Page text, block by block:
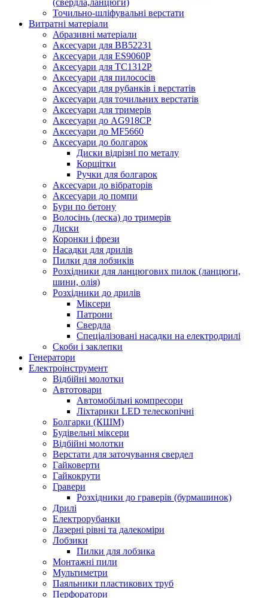
(свердла,ланцюги)
Точильно-шліфувальні верстати
Витратні матеріали
Абразивні матеріали
Аксесуари для BB52231
Аксесуари для ES9060P
Аксесуари для TC1312P
Аксесуари для пилососів
Аксесуари для рубанків і верстатів
Аксесуари для точильних верстатів
Аксесуари для тримерів
Аксесуари до AG918CP
Аксесуари до MF5660
Аксесуари до болгарок
Диски відрізні по металу
Корщітки
Ручки для болгарок
Аксесуари до вібраторів
Аксесуари до помпи
Бури по бетону
Волосінь (леска) до тримерів
Диски
Коронки і фрези
Насадки для дрилів
Пилки для лобзиків
Розхідники для ланцюгових пилок (ланцюги,
шини, олія)
Розхідники до дрилів
Міксери
Патрони
Свердла
Спеціалізовані насадки на електродрилі
Скоби і заклепки
Генератори
Електроінструмент
Bідбійні молотки
Автотовари
Автомобільні компресори
Ліхтарики LED телескопічні
Болгарки (КШМ)
Будівельні міксери
Відбійні молотки
Верстати для заточування свердел
Гайковерти
Гайкокрути
Гравери
Розхідники до граверів (бурмашинок)
Дрилі
Електрорубанки
Лазерні рівні та далекоміри
Лобзики
Пилки для лобзика
Монтажні пили
Мультиметри
Паяльники пластикових труб
Перфоратори